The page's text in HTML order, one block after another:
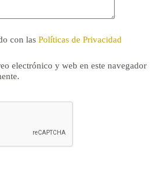
con lasPolíticas de Privacidad
electrónico y web en este navegador